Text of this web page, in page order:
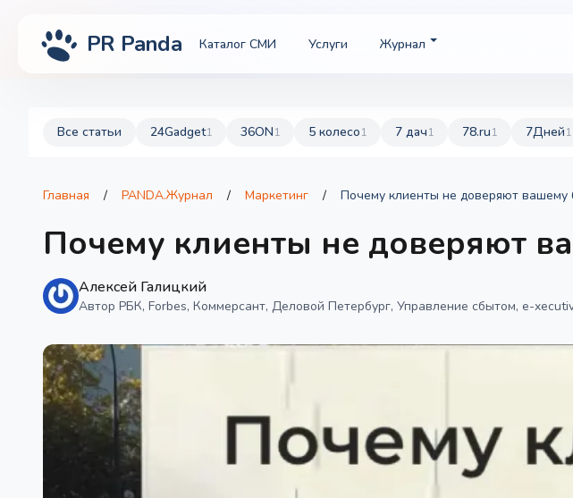
PR Panda Каталог СМИ Услуги Журнал
Все статьи 24Gadget1 36ON1 5 колесо1 7 дач1 78.ru1 7Дней1
Главная / PANDA.Журнал / Маркетинг / Почему клиенты не доверяют вашему
Почему клиенты не доверяют
Алексей Галицкий
Автор РБК, Forbes, Коммерсант, Деловой Петербург, Управление сбытом, e-